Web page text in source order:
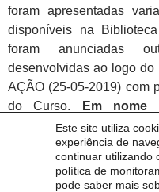
Este site utiliza
experiência de
continuar utilizando
política de
pode saber mais
foram apresentadas
disponíveis na
foram anunciadas
desenvolvidas ao logo do
AÇÃO (25-05-2019) com
do Curso.
Em nome
agrademos a